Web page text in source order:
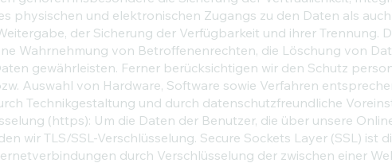
physischen und elektronischen Zugangs zu den Daten als
der Sicherung der Verfügbarkeit und ihrer Trennung.
Wahrnehmung von Betroffenenrechten, die Löschung von
gewährleisten. Ferner berücksichtigen wir den Schutz
Auswahl von Hardware, Software sowie Verfahren
Technikgestaltung und durch datenschutzfreundliche
(https): Um die Daten der Benutzer, die über unsere
wir TLS/SSL-Verschlüsselung. Secure Sockets Layer (SSL) ist
durch Verschlüsselung der zwischen einer